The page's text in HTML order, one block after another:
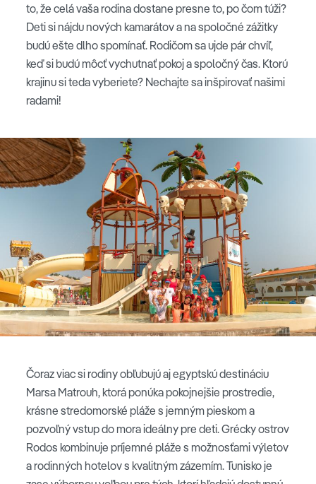
to, že celá vaša rodina dostane presne to, po čom túži?
Deti si nájdu nových kamarátov a na spoločné zážitky
budú ešte dlho spomínať. Rodičom sa ujde pár chvíľ,
keď si budú môcť vychutnať pokoj a spoločný čas. Ktorú
krajinu si teda vyberiete? Nechajte sa inšpirovať našimi
radami!
Čoraz viac si rodiny obľubujú aj egyptskú destináciu
Marsa Matrouh, ktorá ponúka pokojnejšie prostredie,
krásne stredomorské pláže s jemným pieskom a
pozvoľný vstup do mora ideálny pre deti. Grécky ostrov
Rodos kombinuje príjemné pláže s možnosťami výletov
a rodinných hotelov s kvalitným zázemím. Tunisko je